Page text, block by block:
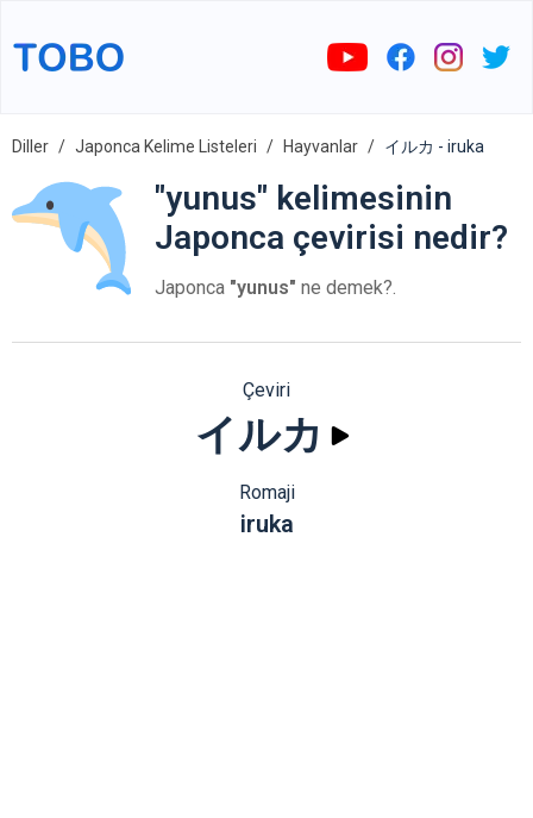
Diller Japonca Kelime Listeleri Hayvanlar イルカ - iruka
"yunus" kelimesinin
Japonca çevirisi nedir?
Japonca "yunus" ne demek?.
Çeviri
イルカ
Romaji
iruka